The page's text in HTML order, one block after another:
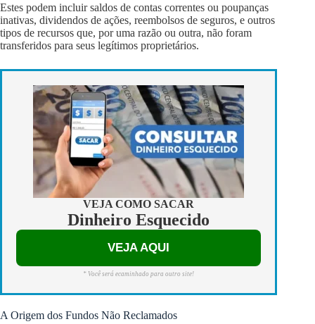
Estes podem incluir saldos de contas correntes ou poupanças
inativas, dividendos de ações, reembolsos de seguros, e outros
tipos de recursos que, por uma razão ou outra, não foram
transferidos para seus legítimos proprietários.
VEJA COMO SACAR
Dinheiro Esquecido
VEJA AQUI
* Você será ecaminhado para outro site!
A Origem dos Fundos Não Reclamados